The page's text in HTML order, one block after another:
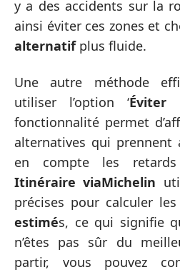
y a des accidents sur la
ainsi éviter ces zones et
alternatifplus fluide.
Une autre méthode
utiliser l’option ‘Éviter
fonctionnalité permet
alternatives qui prennent
en compte les
Itinéraire viaMichelin
précises pour calculer les
estimés, ce qui signifie
n’êtes pas sûr du
partir, vous pouvez